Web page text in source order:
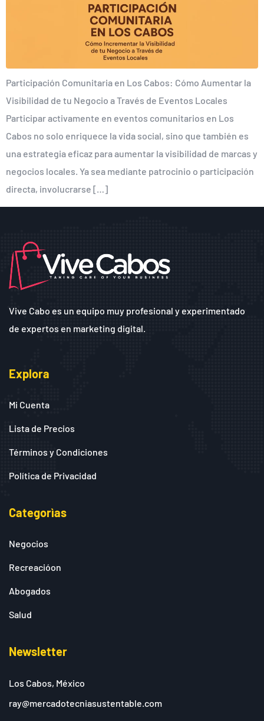
Participación Comunitaria en Los Cabos: Cómo Aumentar la
Visibilidad de tu Negocio a Través de Eventos Locales
Participar activamente en eventos comunitarios en Los
Cabos no solo enriquece la vida social, sino que también es
una estrategia eficaz para aumentar la visibilidad de marcas y
negocios locales. Ya sea mediante patrocinio o participación
directa, involucrarse […]
Vive Cabo es un equipo muy profesional y experimentado
de expertos en marketing digital.
Explora
Mi Cuenta
Lista de Precios
Términos y Condiciones
Política de Privacidad
Categorìas
Negocios
Recreacióon
Abogados
Salud
Newsletter
Los Cabos, México
ray@mercadotecniasustentable.com